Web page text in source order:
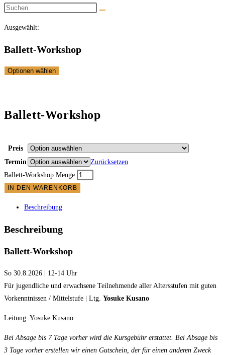
Ausgewählt:
Ballett-Workshop
Optionen wählen
Ballett-Workshop
Preis
Termin
Zurücksetzen
Ballett-Workshop Menge
IN DEN WARENKORB
Beschreibung
Beschreibung
Ballett-Workshop
So 30.8.2026 | 12-14 Uhr
Für jugendliche und erwachsene Teilnehmende aller Altersstufen mit guten
Vorkenntnissen / Mittelstufe | Ltg. Yosuke Kusano
Leitung: Yosuke Kusano
Bei Absage bis 7 Tage vorher wird die Kursgebühr erstattet. Bei Absage bis
3 Tage vorher erstellen wir einen Gutschein, der für einen anderen Zweck